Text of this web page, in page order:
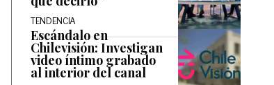
TENDENCIA
Escándalo en
Chilevisión: Investigan
video íntimo grabado
al interior del canal